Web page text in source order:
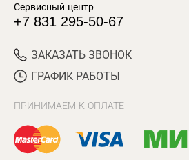
Сервисный центр
+7 831 295-50-67
ЗАКАЗАТЬ ЗВОНОК
ГРАФИК РАБОТЫ
ПРИНИМАЕМ К ОПЛАТЕ